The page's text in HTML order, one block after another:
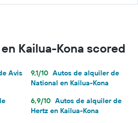
Kailua-Kona scored
Avis
9,1/10 Autos de alquiler de
National en Kailua-Kona
6,9/10 Autos de alquiler de
Hertz en Kailua-Kona